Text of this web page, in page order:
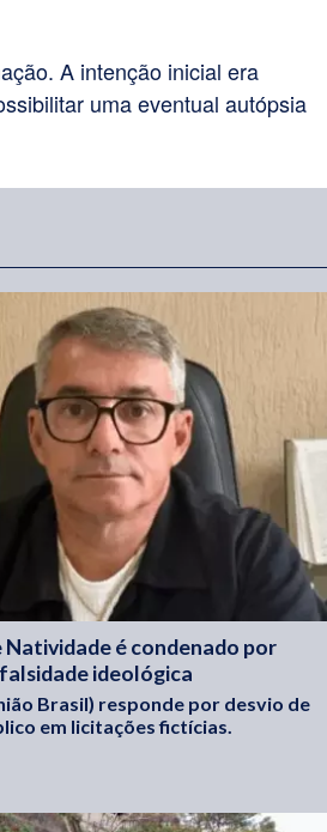
A intenção inicial era
uma eventual autópsia
é condenado por
ideológica
Brasil) responde por desvio de
em licitações fictícias.